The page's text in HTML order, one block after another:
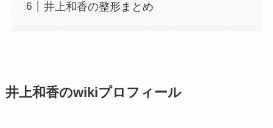
井上和香の整形まとめ
井上和香のwikiプロフィール